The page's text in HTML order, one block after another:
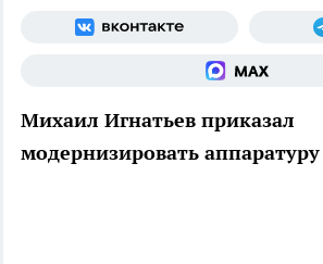
Михаил Игнатьев приказал
модернизировать аппаратуру